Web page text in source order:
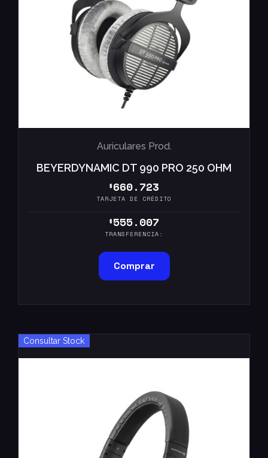
Auriculares Prod.
BEYERDYNAMIC DT 990 PRO 250 OHM
$660.723
TARJETA DE CRÉDITO
$555.007
TRANSFERENCIA:
Comprar
Consultar Stock